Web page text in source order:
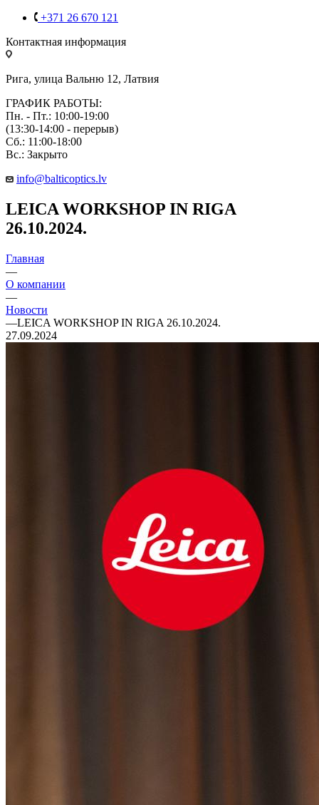
+371 26 670 121
Контактная информация
Рига, улица Вальню 12, Латвия
ГРАФИК РАБОТЫ:
Пн. - Пт.: 10:00-19:00
(13:30-14:00 - перерыв)
Сб.: 11:00-18:00
Вс.: Закрыто
info@balticoptics.lv
LEICA WORKSHOP IN RIGA
26.10.2024.
Главная
—
О компании
—
Новости
—LEICA WORKSHOP IN RIGA 26.10.2024.
27.09.2024